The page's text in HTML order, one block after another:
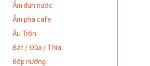
Ấm đun nước
Ấm pha cafe
Âu Trộn
Bát / Đũa / Thìa
Bếp nướng